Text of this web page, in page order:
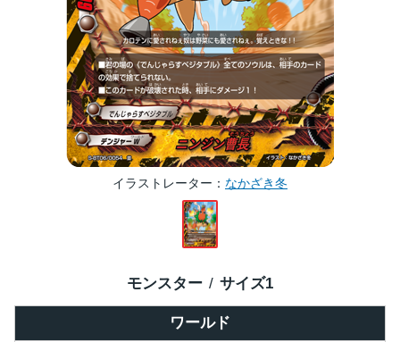
イラストレーター なかざき冬
ワールド
モンスター サイズ1